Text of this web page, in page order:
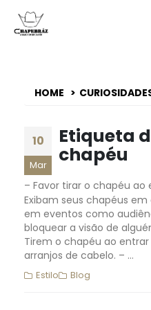
HOME
10
Mar
Etiqueta
chapéu
– Favor tirar o chapéu
Exibam seus chapéus
em eventos como
bloquear a visão de
Tirem o chapéu ao
arranjos de cabelo. – ...
Estilo Blog